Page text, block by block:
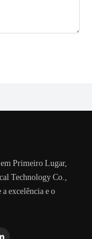
Primeiro Lugar,
Technology Co.,
excelência e o